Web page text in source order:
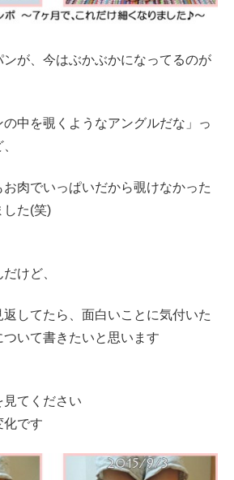
が、今はぶかぶかになってるのが
中を覗くようなアングルだな」っ
肉でいっぱいだから覗けなかった
した(笑)
けど、
してたら、面白いことに気付いた
いて書きたいと思います
見てください
化です